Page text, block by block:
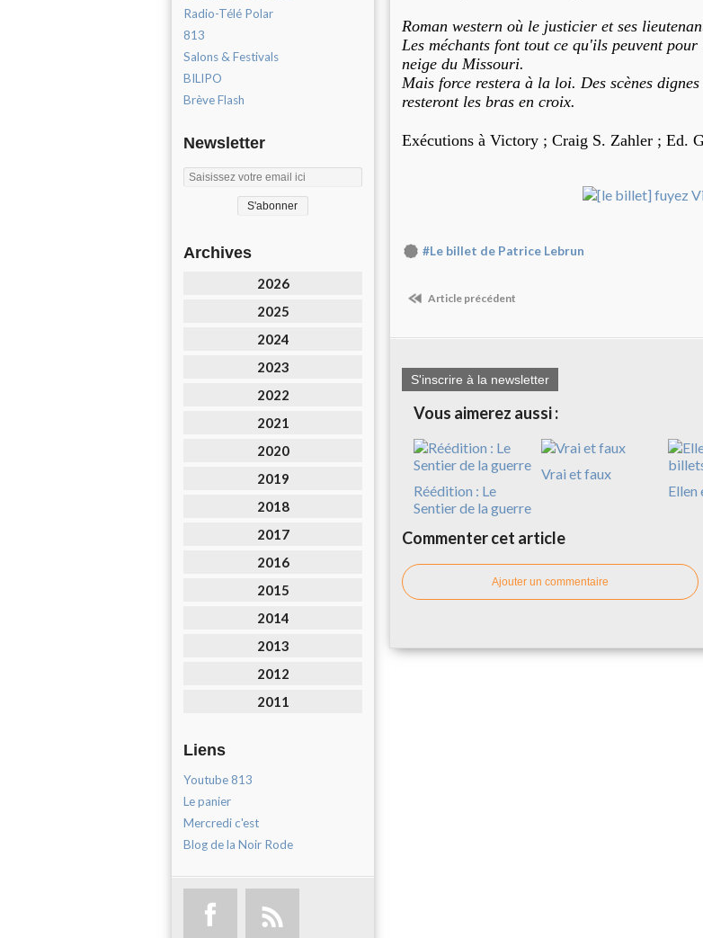
Radio-Télé Polar
813
Salons & Festivals
BILIPO
Brève Flash
Newsletter
Archives
2026
2025
2024
2023
2022
2021
2020
2019
2018
2017
2016
2015
2014
2013
2012
2011
Liens
Youtube 813
Le panier
Mercredi c'est
Blog de la Noir Rode
Roman western où le justicier et ses
Les méchants font tout ce qu'ils peuvent
neige du Missouri.
Mais force restera à la loi. Des scènes
resteront les bras en croix.
Exécutions à Victory ; Craig S. Zahler ; Ed.
#Le billet de Patrice Lebrun
Article précédent
S'inscrire à la newsletter
Vous aimerez aussi :
Réédition : Le
Sentier de la guerre
Vrai et faux
Ellen
Commenter cet article
Ajouter un commentaire